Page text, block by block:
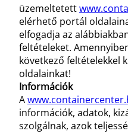
üzemeltetett
elérhető portál
elfogadja az
feltételeket.
következő feltételekkel
oldalainkat!
Információk
A
információk, adatok,
szolgálnak, azok